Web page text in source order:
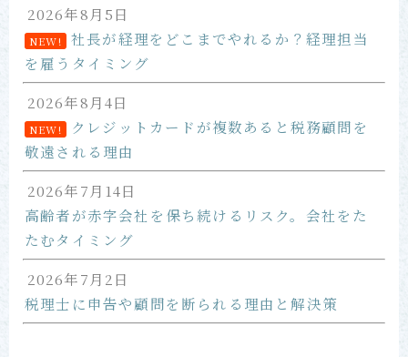
2026年8月5日
NEW! 社長が経理をどこまでやれるか？経理担当
を雇うタイミング
2026年8月4日
NEW! クレジットカードが複数あると税務顧問を
敬遠される理由
2026年7月14日
高齢者が赤字会社を保ち続けるリスク。会社をた
たむタイミング
2026年7月2日
税理士に申告や顧問を断られる理由と解決策